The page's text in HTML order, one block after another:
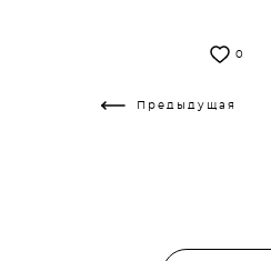
0
Предыдущая